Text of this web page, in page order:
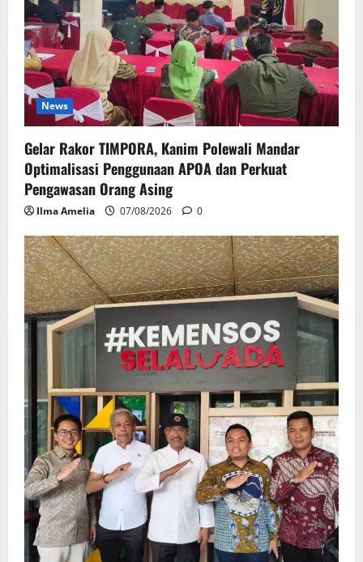
News
Gelar Rakor TIMPORA, Kanim Polewali Mandar
Optimalisasi Penggunaan APOA dan Perkuat
Pengawasan Orang Asing
Ilma Amelia 07/08/2026 0